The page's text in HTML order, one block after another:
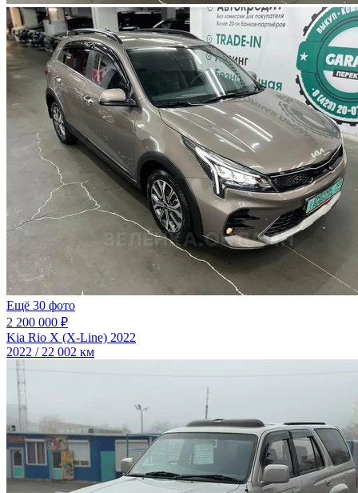
Ещё 30 фото
2 200 000 ₽
Kia Rio X (X-Line) 2022
2022 / 22 002 км